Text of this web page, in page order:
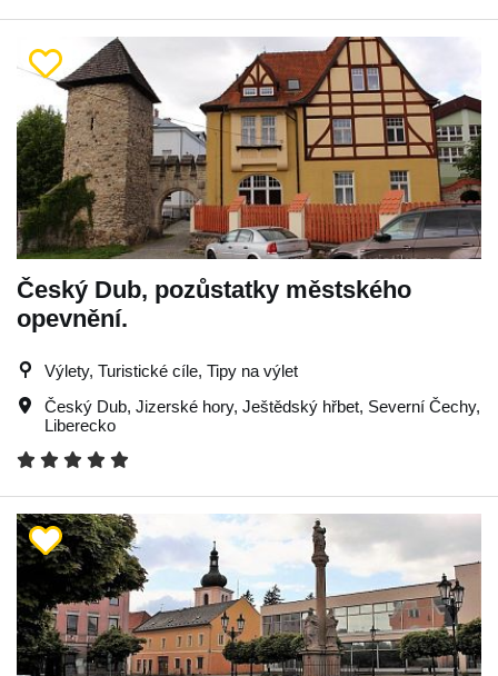
Český Dub, pozůstatky městského
opevnění.
Výlety, Turistické cíle, Tipy na výlet
Český Dub, Jizerské hory, Ještědský hřbet, Severní Čechy,
Liberecko